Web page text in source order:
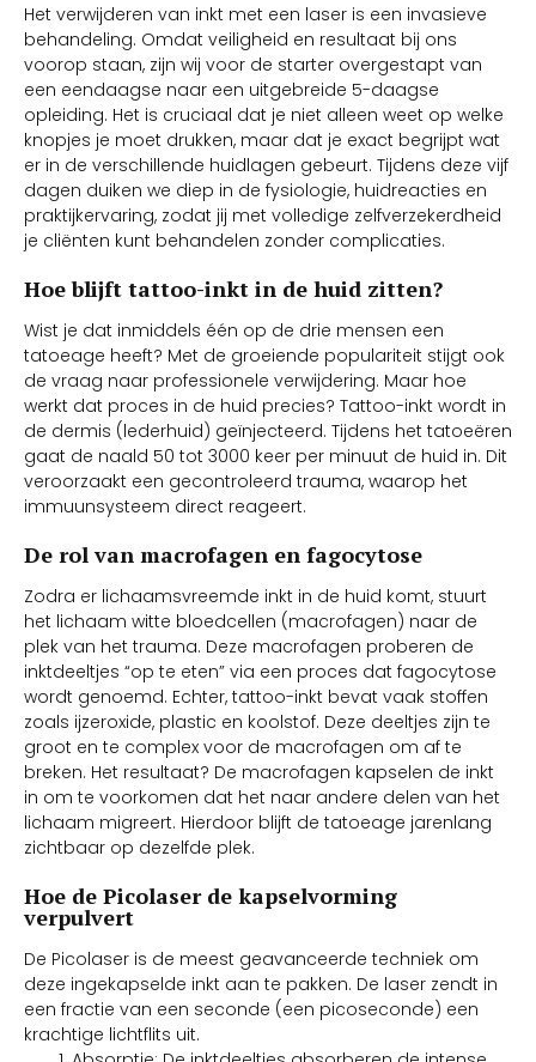
Het verwijderen van inkt met een laser is een invasieve
behandeling. Omdat veiligheid en resultaat bij ons
voorop staan, zijn wij voor de starter overgestapt van
een eendaagse naar een uitgebreide 5-daagse
opleiding. Het is cruciaal dat je niet alleen weet op welke
knopjes je moet drukken, maar dat je exact begrijpt wat
er in de verschillende huidlagen gebeurt. Tijdens deze vijf
dagen duiken we diep in de fysiologie, huidreacties en
praktijkervaring, zodat jij met volledige zelfverzekerdheid
je cliënten kunt behandelen zonder complicaties.
Hoe blijft tattoo-inkt in de huid zitten?
Wist je dat inmiddels één op de drie mensen een
tatoeage heeft? Met de groeiende populariteit stijgt ook
de vraag naar professionele verwijdering. Maar hoe
werkt dat proces in de huid precies? Tattoo-inkt wordt in
de dermis (lederhuid) geïnjecteerd. Tijdens het tatoeëren
gaat de naald 50 tot 3000 keer per minuut de huid in. Dit
veroorzaakt een gecontroleerd trauma, waarop het
immuunsysteem direct reageert.
De rol van macrofagen en fagocytose
Zodra er lichaamsvreemde inkt in de huid komt, stuurt
het lichaam witte bloedcellen (macrofagen) naar de
plek van het trauma. Deze macrofagen proberen de
inktdeeltjes “op te eten” via een proces dat fagocytose
wordt genoemd. Echter, tattoo-inkt bevat vaak stoffen
zoals ijzeroxide, plastic en koolstof. Deze deeltjes zijn te
groot en te complex voor de macrofagen om af te
breken. Het resultaat? De macrofagen kapselen de inkt
in om te voorkomen dat het naar andere delen van het
lichaam migreert. Hierdoor blijft de tatoeage jarenlang
zichtbaar op dezelfde plek.
Hoe de Picolaser de kapselvorming
verpulvert
De Picolaser is de meest geavanceerde techniek om
deze ingekapselde inkt aan te pakken. De laser zendt in
een fractie van een seconde (een picoseconde) een
krachtige lichtflits uit.